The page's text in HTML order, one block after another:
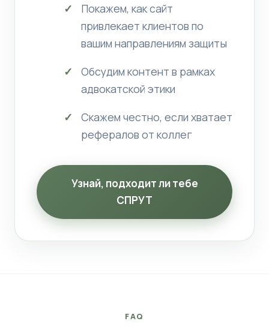
Покажем, как сайт
привлекает клиентов по
вашим направлениям защиты
Обсудим контент в рамках
адвокатской этики
Скажем честно, если хватает
рефералов от коллег
Узнай, подходит ли тебе
СПРУТ
FAQ